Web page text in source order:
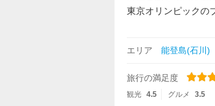
東京オリンピックの
エリア 能登島(石川)
旅行の満足度
観光 4.5 グルメ 3.5